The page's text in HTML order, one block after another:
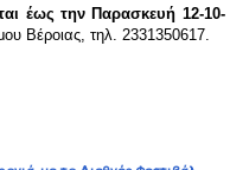
έως την Παρασκευή 12-10-
Βέροιας, τηλ. 2331350617.